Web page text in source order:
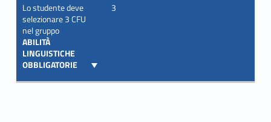
Lo studente deve
selezionare 3 CFU
nel gruppo
ABILITÀ
LINGUISTICHE
OBBLIGATORIE
3